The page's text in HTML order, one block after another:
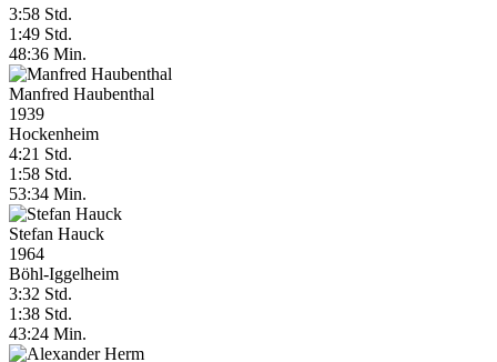
3:58 Std.
1:49 Std.
48:36 Min.
Manfred Haubenthal
1939
Hockenheim
4:21 Std.
1:58 Std.
53:34 Min.
Stefan Hauck
1964
Böhl-Iggelheim
3:32 Std.
1:38 Std.
43:24 Min.